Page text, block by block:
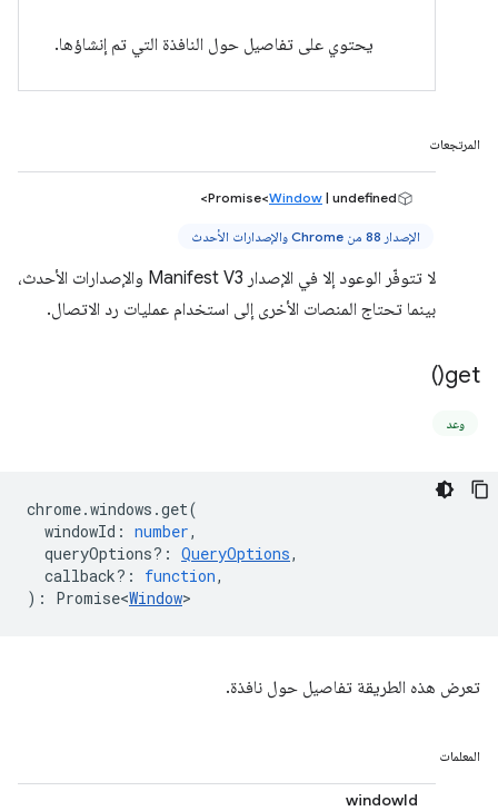
يحتوي على تفاصيل حول النافذة التي تم إنشاؤها.
المرتجعات
Promise<Window | undefined>
الإصدار 88 من Chrome والإصدارات الأحدث
لا تتوفّر الوعود إلا في الإصدار Manifest V3 والإصدارات الأحدث،
بينما تحتاج المنصات الأخرى إلى استخدام عمليات رد الاتصال.
get(
)
وعد
chrome.windows .get(
windowId : number,
queryOptions? : QueryOptions,
callback? : function,
) : Promise<Window>
تعرض هذه الطريقة تفاصيل حول نافذة.
المعلمات
windowId